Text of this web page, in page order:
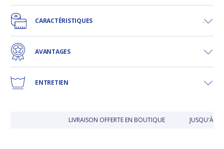
CARACTÉRISTIQUES
AVANTAGES
ENTRETIEN
LIVRAISON OFFERTE EN BOUTIQUE JUSQU'À 30